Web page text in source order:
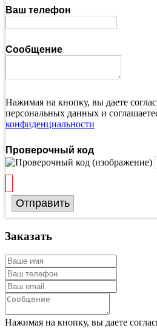
Ваш телефон
Сообщение
Нажимая на кнопку, вы даете
персональных данных и
конфиденциальности
Проверочный код
Отправить
Заказать
Нажимая на кнопку, вы даете